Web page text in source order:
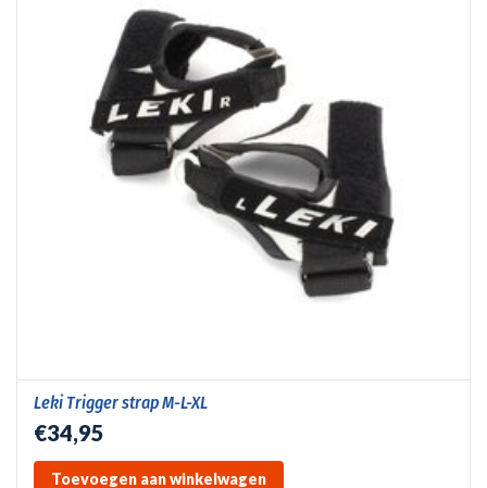
Leki Trigger strap M-L-XL
€34,95
Toevoegen aan winkelwagen